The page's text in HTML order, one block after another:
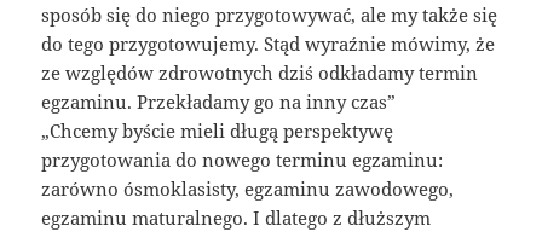
sposób się do niego przygotowywać, ale my także się
do tego przygotowujemy. Stąd wyraźnie mówimy, że
ze względów zdrowotnych dziś odkładamy termin
egzaminu. Przekładamy go na inny czas”
„Chcemy byście mieli długą perspektywę
przygotowania do nowego terminu egzaminu:
zarówno ósmoklasisty, egzaminu zawodowego,
egzaminu maturalnego. I dlatego z dłuższym